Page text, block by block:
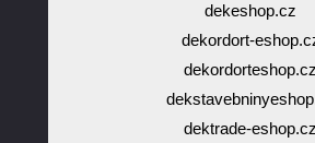
dekeshop.cz
dekordort-
dekordorteshop.cz
dektrade-eshop.cz